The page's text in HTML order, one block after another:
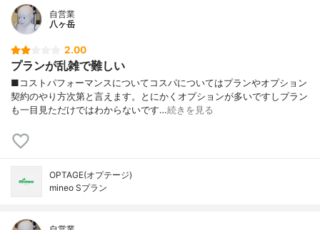
自営業
八ヶ岳
2.00
プランが乱雑で難しい
■コストパフォーマンスについてコスパについてはプランやオプション
契約のやり方次第と言えます。とにかくオプションが多いですしプラン
も一目見ただけではわからないです…続きを見る
OPTAGE(オプテージ)
mineo Sプラン